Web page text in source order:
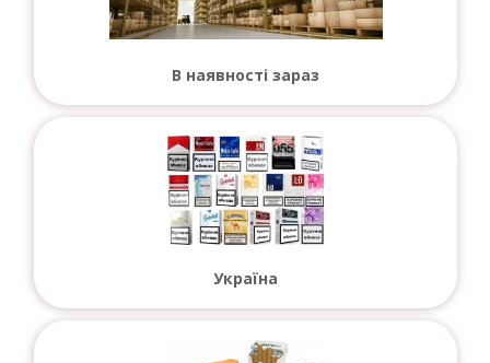
В наявності зараз
Україна